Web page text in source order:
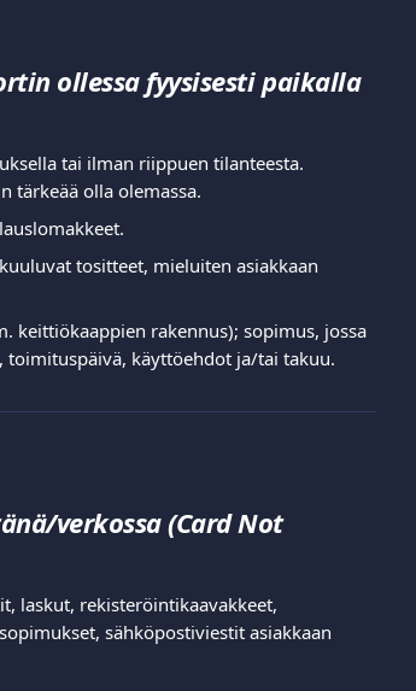
ollessa fyysisesti paikalla
tai ilman riippuen tilanteesta.
tärkeää olla olemassa.
tositteet, mieluiten asiakkaan
keittiökaappien rakennus); sopimus, jossa
käyttöehdot ja/tai takuu.
verkossa (Card Not
laskut, rekisteröintikaavakkeet,
sähköpostiviestit asiakkaan